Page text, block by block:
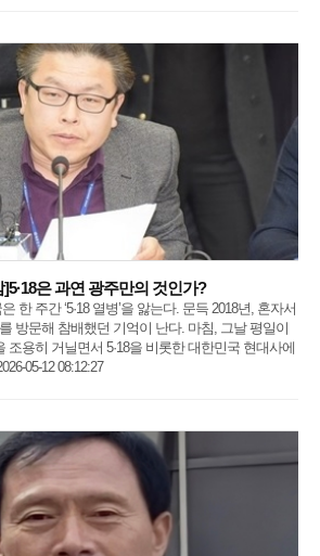
은 과연 광주만의 것인가?
한 주간 ‘5·18 열병’을 앓는다. 문득 2018년, 혼자서
방문해 참배했던 기억이 난다. 마침, 그날 평일이
조용히 거닐면서 5·18을 비롯한 대한민국 현대사에
05-12 08:12:27